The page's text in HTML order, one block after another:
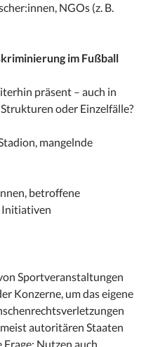
NGOs (z. B.
im Fußball
präsent – auch in
oder Einzelfälle?
mangelnde
betroffene
Initiativen
Sportveranstaltungen
Konzerne, um das eigene
autoritären Staaten
Nutzen auch